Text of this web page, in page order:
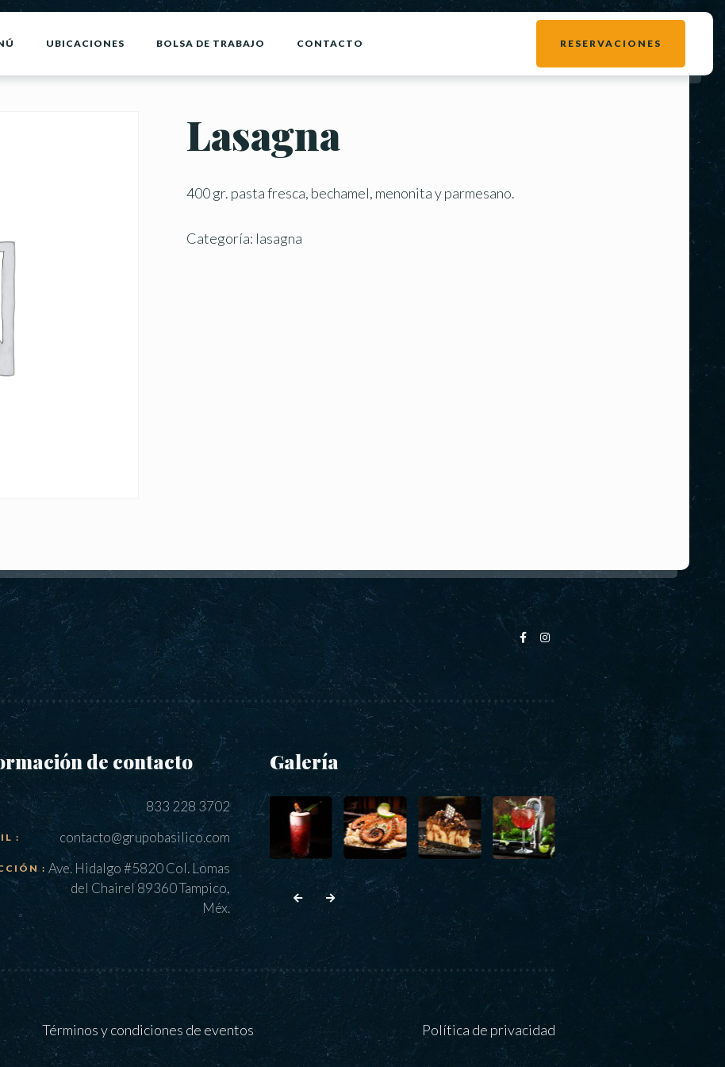
UBICACIONES BOLSA DE TRABAJO CONTACTO RESERVACIONES
Lasagna
400 gr. pasta fresca, bechamel, menonita y parmesano.
Categoría: lasagna
de contacto
833 228 3702
: contacto@grupobasilico.com
: Ave. Hidalgo #5820 Col. Lomas
del Chairel 89360 Tampico,
Méx.
Galería
Términos y condiciones de eventos Política de privacidad